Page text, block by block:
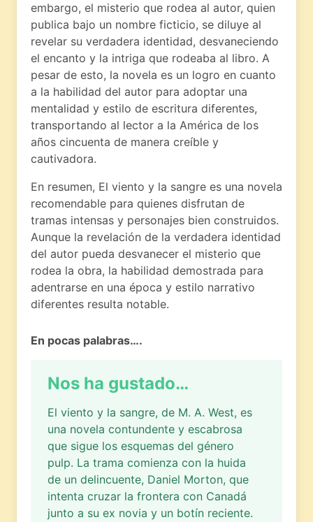
embargo, el misterio que rodea al autor, quien
publica bajo un nombre ficticio, se diluye al
revelar su verdadera identidad, desvaneciendo
el encanto y la intriga que rodeaba al libro. A
pesar de esto, la novela es un logro en cuanto
a la habilidad del autor para adoptar una
mentalidad y estilo de escritura diferentes,
transportando al lector a la América de los
años cincuenta de manera creíble y
cautivadora.
En resumen, El viento y la sangre es una novela
recomendable para quienes disfrutan de
tramas intensas y personajes bien construidos.
Aunque la revelación de la verdadera identidad
del autor pueda desvanecer el misterio que
rodea la obra, la habilidad demostrada para
adentrarse en una época y estilo narrativo
diferentes resulta notable.
En pocas palabras….
Nos ha gustado…
El viento y la sangre, de M. A. West, es
una novela contundente y escabrosa
que sigue los esquemas del género
pulp. La trama comienza con la huida
de un delincuente, Daniel Morton, que
intenta cruzar la frontera con Canadá
junto a su ex novia y un botín reciente.